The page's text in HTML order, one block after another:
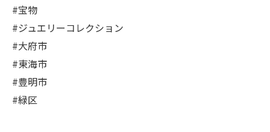
#宝物
#ジュエリーコレクション
#大府市
#東海市
#豊明市
#緑区